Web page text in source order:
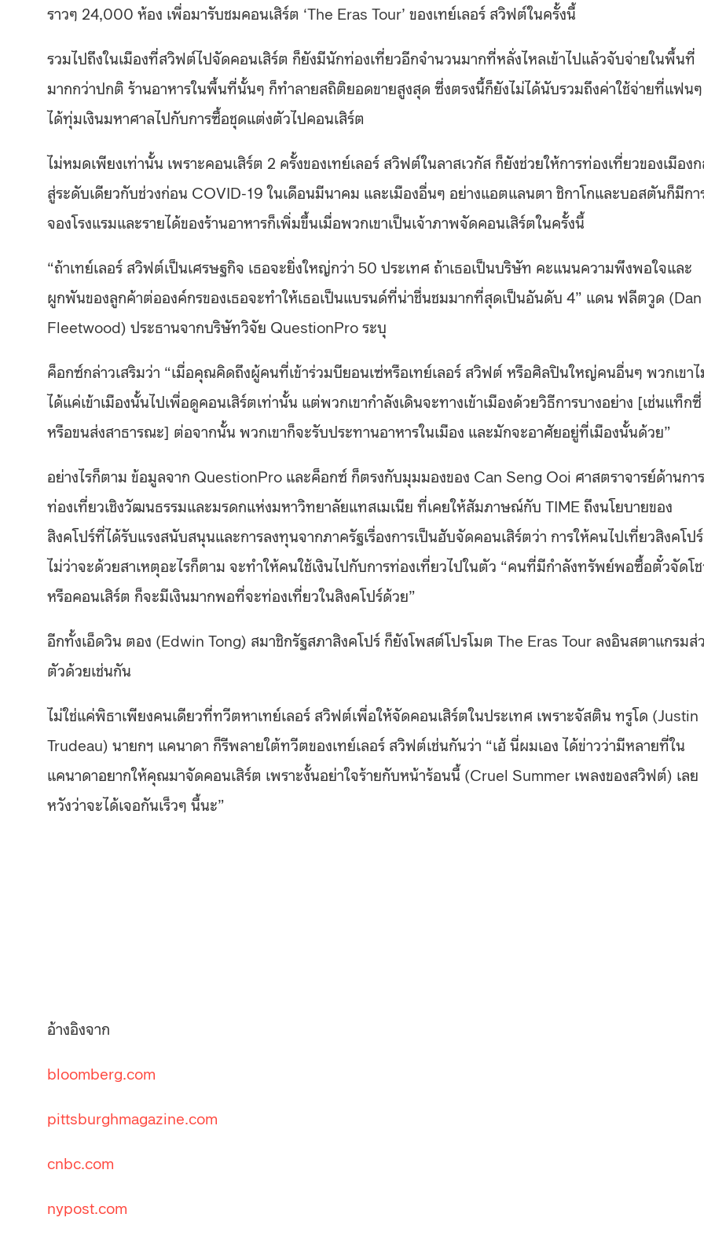
ราวๆ 24,000 ห้อง เพื่อมารับชมคอนเสิร์ต ‘The Eras Tour’ ของเทย์เลอร์ สวิฟต์ในครั้งนี้
รวมไปถึงในเมืองที่สวิฟต์ไปจัดคอนเสิร์ต ก็ยังมีนักท่องเที่ยวอีกจำนวนมากที่หลั่งไหลเข้าไปแล้วจับจ่ายในพื้นที่
มากกว่าปกติ ร้านอาหารในพื้นที่นั้นๆ ก็ทำลายสถิติยอดขายสูงสุด ซึ่งตรงนี้ก็ยังไม่ได้นับรวมถึงค่าใช้จ่ายที่แฟนๆ
ได้ทุ่มเงินมหาศาลไปกับการซื้อชุดแต่งตัวไปคอนเสิร์ต
ไม่หมดเพียงเท่านั้น เพราะคอนเสิร์ต 2 ครั้งของเทย์เลอร์ สวิฟต์ในลาสเวกัส ก็ยังช่วยให้การท่องเที่ยวของเมือง
สู่ระดับเดียวกับช่วงก่อน COVID-19 ในเดือนมีนาคม และเมืองอื่นๆ อย่างแอตแลนตา ชิกาโกและบอสตันก็มีกา
จองโรงแรมและรายได้ของร้านอาหารก็เพิ่มขึ้นเมื่อพวกเขาเป็นเจ้าภาพจัดคอนเสิร์ตในครั้งนี้
“ถ้าเทย์เลอร์ สวิฟต์เป็นเศรษฐกิจ เธอจะยิ่งใหญ่กว่า 50 ประเทศ ถ้าเธอเป็นบริษัท คะแนนความพึงพอใจและ
ผูกพันของลูกค้าต่อองค์กรของเธอจะทําให้เธอเป็นแบรนด์ที่น่าชื่นชมมากที่สุดเป็นอันดับ 4” แดน ฟลีตวูด (Dan
Fleetwood) ประธานจากบริษัทวิจัย QuestionPro ระบุ
ค็อกซ์กล่าวเสริมว่า “เมื่อคุณคิดถึงผู้คนที่เข้าร่วมบียอนเซ่หรือเทย์เลอร์ สวิฟต์ หรือศิลปินใหญ่คนอื่นๆ พวกเขา
ได้แค่เข้าเมืองนั้นไปเพื่อดูคอนเสิร์ตเท่านั้น แต่พวกเขากำลังเดินจะทางเข้าเมืองด้วยวิธีการบางอย่าง [เช่นแท็กซี่
หรือขนส่งสาธารณะ] ต่อจากนั้น พวกเขาก็จะรับประทานอาหารในเมือง และมักจะอาศัยอยู่ที่เมืองนั้นด้วย”
อย่างไรก็ตาม ข้อมูลจาก QuestionPro และค็อกซ์ ก็ตรงกับมุมมองของ Can Seng Ooi ศาสตราจารย์ด้านการ
ท่องเที่ยวเชิงวัฒนธรรมและมรดกแห่งมหาวิทยาลัยแทสเมเนีย ที่เคยให้สัมภาษณ์กับ TIME ถึงนโยบายของ
สิงคโปร์ที่ได้รับแรงสนับสนุนและการลงทุนจากภาครัฐเรื่องการเป็นฮับจัดคอนเสิร์ตว่า การให้คนไปเที่ยวสิงคโปร์
ไม่ว่าจะด้วยสาเหตุอะไรก็ตาม จะทำให้คนใช้เงินไปกับการท่องเที่ยวไปในตัว “คนที่มีกำลังทรัพย์พอซื้อตั๋วจัดโ
หรือคอนเสิร์ต ก็จะมีเงินมากพอที่จะท่องเที่ยวในสิงคโปร์ด้วย”
อีกทั้งเอ็ดวิน ตอง (Edwin Tong) สมาชิกรัฐสภาสิงคโปร์ ก็ยังโพสต์โปรโมต The Eras Tour ลงอินสตาแกรมส่
ตัวด้วยเช่นกัน
ไม่ใช่แค่พิธาเพียงคนเดียวที่ทวีตหาเทย์เลอร์ สวิฟต์เพื่อให้จัดคอนเสิร์ตในประเทศ เพราะจัสติน ทรูโด (Justin
Trudeau) นายกฯ แคนาดา ก็รีพลายใต้ทวีตของเทย์เลอร์ สวิฟต์เช่นกันว่า “เฮ้ นี่ผมเอง ได้ข่าวว่ามีหลายที่ใน
แคนาดาอยากให้คุณมาจัดคอนเสิร์ต เพราะงั้นอย่าใจร้ายกับหน้าร้อนนี้ (Cruel Summer เพลงของสวิฟต์) เลย
หวังว่าจะได้เจอกันเร็วๆ นี้นะ”
อ้างอิงจาก
bloomberg.com
pittsburghmagazine.com
cnbc.com
nypost.com